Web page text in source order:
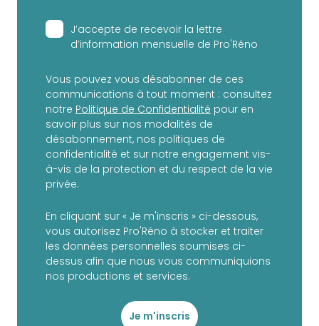
J’accepte de recevoir la lettre
d’information mensuelle de Pro'Réno
Vous pouvez vous désabonner de ces
communications à tout moment : consultez
notre Politique de Confidentialité pour en
savoir plus sur nos modalités de
désabonnement, nos politiques de
confidentialité et sur notre engagement vis-
à-vis de la protection et du respect de la vie
privée.
En cliquant sur « Je m'inscris » ci-dessous,
vous autorisez Pro'Réno à stocker et traiter
les données personnelles soumises ci-
dessus afin que nous vous communiquions
nos productions et services.
Je m'inscris